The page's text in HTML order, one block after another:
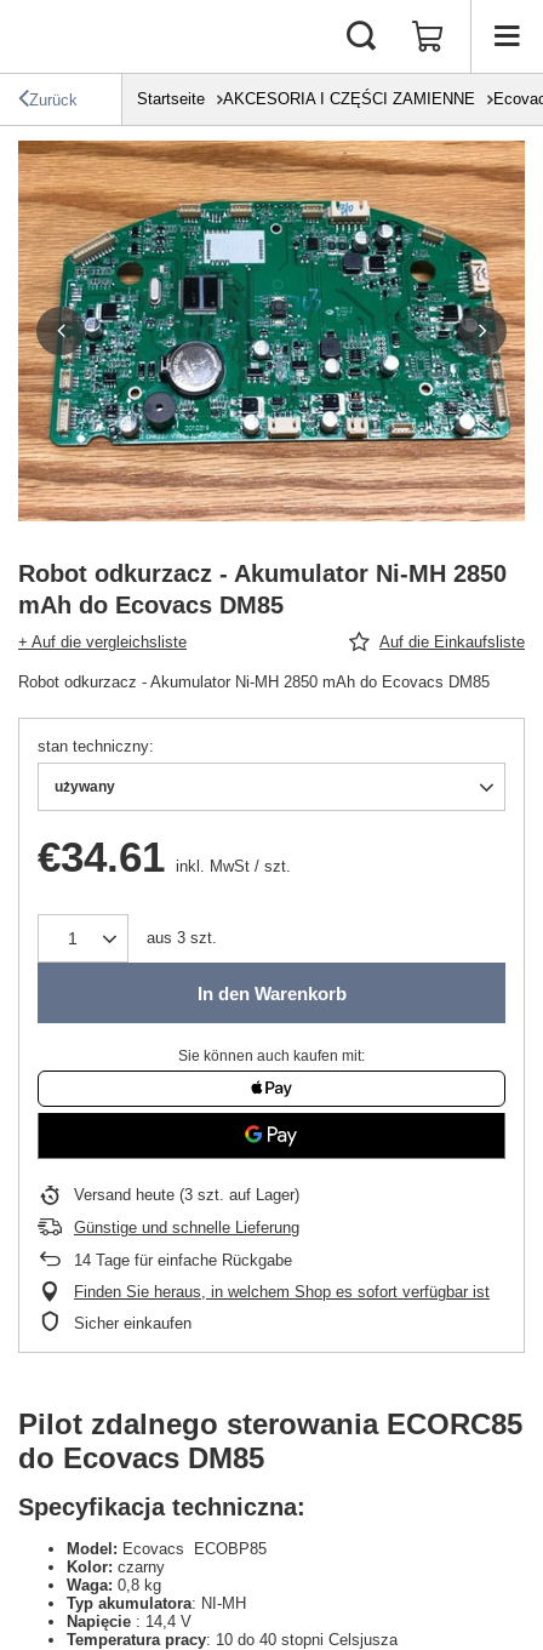
Zurück Startseite AKCESORIA I CZĘŚCI ZAMIENNE
Robot odkurzacz - Akumulator Ni-MH 2850
mAh do Ecovacs DM85
+ Auf die vergleichsliste Auf die Einkaufsliste
Robot odkurzacz - Akumulator Ni-MH 2850 mAh do Ecovacs DM85
stan techniczny
używany
€34.61 inkl. MwSt / szt.
aus 3 szt.
In den Warenkorb
Sie können auch kaufen mit:
Versand heute (3 szt. auf Lager)
Günstige und schnelle Lieferung
14 Tage für einfache Rückgabe
Finden Sie heraus, in welchem Shop es sofort verfügbar ist
Sicher einkaufen
Pilot zdalnego sterowania ECORC85
do Ecovacs DM85
Specyfikacja techniczna:
Model: Ecovacs ECOBP85
Kolor: czarny
Waga: 0,8 kg
Typ akumulatora: NI-MH
Napięcie : 14,4 V
Temperatura pracy: 10 do 40 stopni Celsjusza